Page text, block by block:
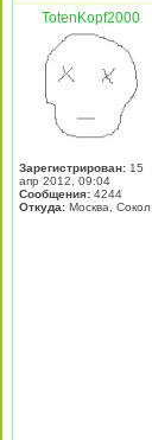
TotenKopf2000
Зарегистрирован: 15
апр 2012, 09:04
Сообщения: 4244
Откуда: Москва, Сокол